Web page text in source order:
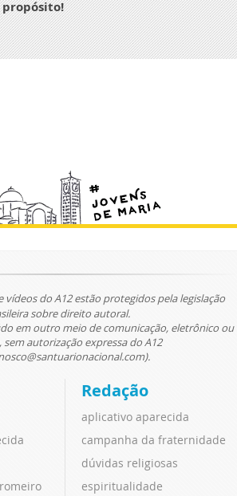
propósito!
vídeos do A12 estão protegidos pela legislação
sobre direito autoral.
em outro meio de comunicação, eletrônico ou
sem autorização expressa do A12
Redação
aplicativo aparecida
campanha da fraternidade
dúvidas religiosas
espiritualidade